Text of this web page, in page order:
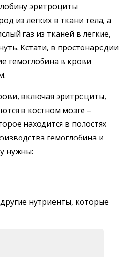
эритроциты
из легких в ткани тела, а
газ из тканей в легкие,
Кстати, в простонародии
гемоглобина в крови
включая эритроциты,
в костном мозге –
находится в полостях
гемоглобина и
нужны:
нутриенты, которые